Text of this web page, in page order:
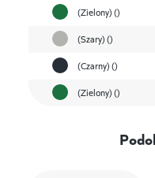
(Zielony) ()
(Szary) ()
(Czarny) ()
(Zielony) ()